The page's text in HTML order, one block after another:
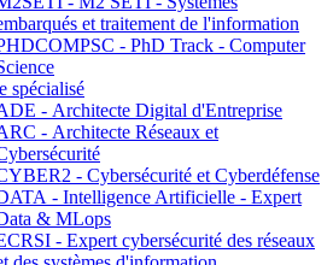
et traitement de l'information
- PhD Track - Computer
spécialisé
- Architecte Digital d'Entreprise
- Architecte Réseaux et
- Cybersécurité et Cyberdéfense
- Intelligence Artificielle - Expert
& MLops
- Expert cybersécurité des réseaux